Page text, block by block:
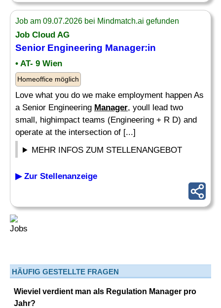
Job am 09.07.2026 bei Mindmatch.ai gefunden
Job Cloud AG
Senior Engineering Manager:in
• AT- 9 Wien
Homeoffice möglich
Love what you do we make employment happen As
a Senior Engineering Manager, youll lead two
small, highimpact teams (Engineering + R D) and
operate at the intersection of [...]
MEHR INFOS ZUM STELLENANGEBOT
▶ Zur Stellenanzeige
HÄUFIG GESTELLTE FRAGEN
Wieviel verdient man als Regulation Manager pro
Jahr?